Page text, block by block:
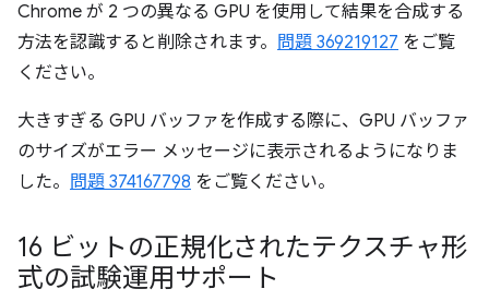
Chrome が 2 つの異なる GPU を使用して結果を合成する
方法を認識すると削除されます。 問題 369219127 をご覧
ください。
大きすぎる GPU バッファを作成する際に、GPU バッファ
のサイズがエラー メッセージに表示されるようになりま
した。 問題 374167798 をご覧ください。
16 ビットの正規化されたテクスチャ形
式の試験運用サポート